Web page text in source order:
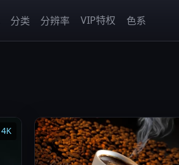
分类 分辨率 VIP特权 色系
4K